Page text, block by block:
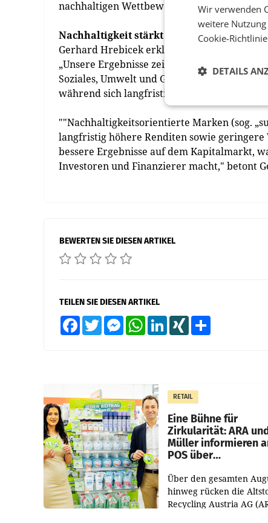
nachhaltigen Wettbewerbsvorteil", ergänzt
Nachhaltigkeit stärkt den Markenwert
Gerhard Hrebicek erklärt, wie der
„Unsere Ergebnisse zeigen eine positive
Soziales, Umwelt und Governance.
während sich langfristig vor allem die
""Nachhaltigkeitsorientierte Marken (sog.
langfristig höhere Renditen sowie
bessere Ergebnisse auf dem Kapitalmarkt,
Investoren und Finanzierer macht," betont
BEWERTEN SIE DIESEN ARTIKEL
TEILEN SIE DIESEN ARTIKEL
FacebookTwitter MessengerWhatsAppLinkedInXING
RETAIL
Eine Bühne für
Zirkularität: ARA
Müller informieren
POS über
Über den gesamten
hinweg rücken die
Recycling Austria AG
Wir verwenden
weitere
Cookie-
DETAILS